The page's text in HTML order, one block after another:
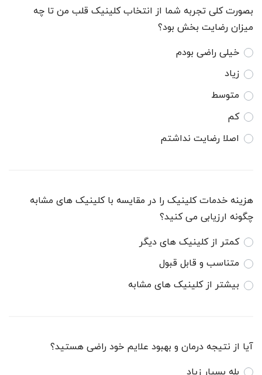
بصورت کلی تجربه شما از انتخاب کلینیک قلب من تا چه
میزان رضایت بخش بود؟
خیلی راضی بودم
زیاد
متوسط
کم
اصلا رضایت نداشتم
هزینه خدمات کلینیک را در مقایسه با کلینیک های مشابه
چگونه ارزیابی می کنید؟
کمتر از کلینیک های دیگر
متناسب و قابل قبول
بیشتر از کلینیک های مشابه
آیا از نتیجه درمان و بهبود علایم خود راضی هستید؟
بله بسیار زیاد